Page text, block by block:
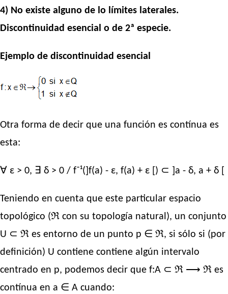
4) No existe alguno de lo límites laterales.
Discontinuidad esencial o de 2ª especie.
Ejemplo de discontinuidad esencial
Otra forma de decir que una función es contínua es
esta:
∀ ε > 0, ∃ δ > 0 / f⁻¹(]f(a) - ε, f(a) + ε [) ⊂ ]a - δ, a + δ [
Teniendo en cuenta que este particular espacio
topológico (ℜ con su topología natural), un conjunto
U ⊂ ℜ es entorno de un punto p ∈ ℜ, si sólo si (por
definición) U contiene contiene algún intervalo
centrado en p, podemos decir que f:A ⊂ ℜ ⟶ ℜ es
contínua en a ∈ A cuando: